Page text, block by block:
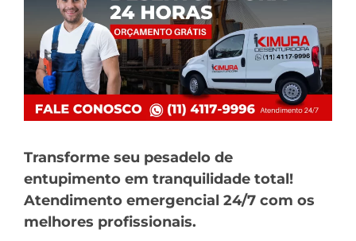
Transforme seu pesadelo de
entupimento em tranquilidade total!
Atendimento emergencial 24/7 com os
melhores profissionais.